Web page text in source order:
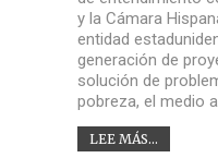
y la Cámara
entidad
generación de
solución de
pobreza, el medio
LEE MÁS...